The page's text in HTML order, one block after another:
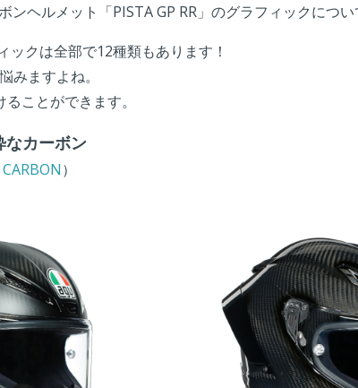
ンヘルメット「PISTA GP RR」のグラフィックにつ
ックは全部で12種類もあります！
みますよね。
ことができます。
カーボン
）